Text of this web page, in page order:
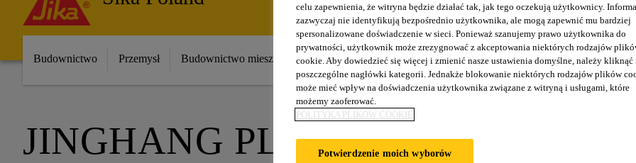
Budownictwo Przemysł Budownictwo mieszkaniowe Nasze realizacje Baza wiedzy / Dokumentacja Szkolenia
JINGHANG PLAZA
celu zapewnienia, że witryna będzie działać tak, jak tego oczekują użytkownicy.
zazwyczaj nie identyfikują bezpośrednio użytkownika, ale mogą zapewnić mu bardziej
spersonalizowane doświadczenie w sieci. Ponieważ szanujemy prawo użytkownika do
prywatności, użytkownik może zrezygnować z akceptowania niektórych rodzajów
cookie. Aby dowiedzieć się więcej i zmienić nasze ustawienia domyślne, należy kliknąć
poszczególne nagłówki kategorii. Jednakże blokowanie niektórych rodzajów plików
może mieć wpływ na doświadczenia użytkownika związane z witryną i usługami, które
możemy zaoferować.
POLITYKA PLIKÓW COOKIE
Potwierdzenie moich wyborów